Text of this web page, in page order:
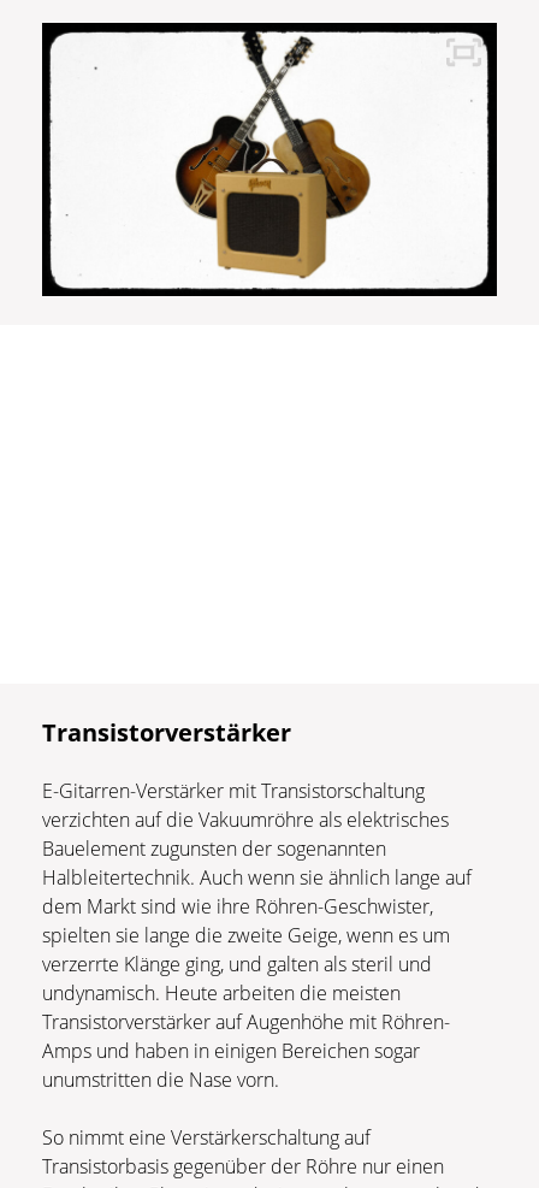
Transistorverstärker
E-Gitarren-Verstärker mit Transistorschaltung
verzichten auf die Vakuumröhre als elektrisches
Bauelement zugunsten der sogenannten
Halbleitertechnik. Auch wenn sie ähnlich lange auf
dem Markt sind wie ihre Röhren-Geschwister,
spielten sie lange die zweite Geige, wenn es um
verzerrte Klänge ging, und galten als steril und
undynamisch. Heute arbeiten die meisten
Transistorverstärker auf Augenhöhe mit Röhren-
Amps und haben in einigen Bereichen sogar
unumstritten die Nase vorn.
So nimmt eine Verstärkerschaltung auf
Transistorbasis gegenüber der Röhre nur einen